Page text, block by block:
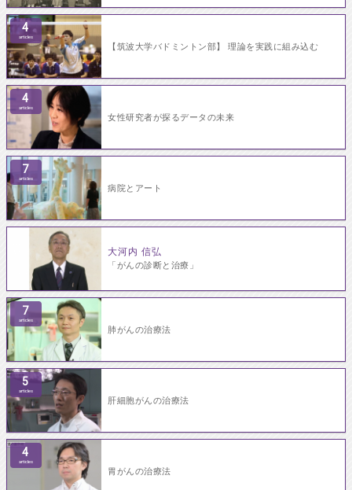
【筑波大学バドミントン部】 理論を実践に組み込む
4
articles
女性研究者が探るデータの未来
4
articles
病院とアート
7
articles
大河内 信弘
「がんの診断と治療」
肺がんの治療法
7
articles
肝細胞がんの治療法
5
articles
胃がんの治療法
4
articles